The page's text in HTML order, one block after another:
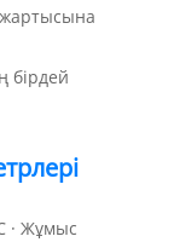
жартысына
бірдей
· Жұмыс